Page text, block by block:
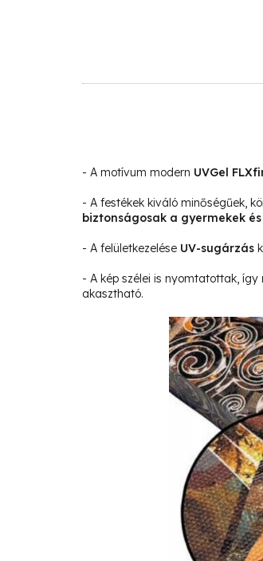
- A motívum modern UVGel
- A festékek kiváló minőségűek,
biztonságosak a gyermekek
- A felületkezelése UV-sugárzás
- A kép szélei is nyomtatottak, így
akasztható.